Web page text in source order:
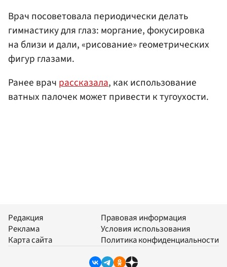
Врач посоветовала периодически делать
гимнастику для глаз: моргание, фокусировка
на близи и дали, «рисование» геометрических
фигур глазами.
Ранее врач рассказала, как использование
ватных палочек может привести к тугоухости.
Редакция
Реклама
Карта сайта
Правовая информация
Условия использования
Политика конфиденциальности